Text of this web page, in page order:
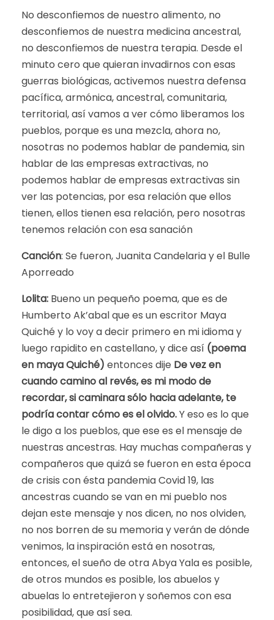
No desconfiemos de nuestro alimento, no
desconfiemos de nuestra medicina ancestral,
no desconfiemos de nuestra terapia. Desde el
minuto cero que quieran invadirnos con esas
guerras biológicas, activemos nuestra defensa
pacífica, armónica, ancestral, comunitaria,
territorial, así vamos a ver cómo liberamos los
pueblos, porque es una mezcla, ahora no,
nosotras no podemos hablar de pandemia, sin
hablar de las empresas extractivas, no
podemos hablar de empresas extractivas sin
ver las potencias, por esa relación que ellos
tienen, ellos tienen esa relación, pero nosotras
tenemos relación con esa sanación
Canción: Se fueron, Juanita Candelaria y el Bulle
Aporreado
Lolita: Bueno un pequeño poema, que es de
Humberto Ak’abal que es un escritor Maya
Quiché y lo voy a decir primero en mi idioma y
luego rapidito en castellano, y dice así (poema
en maya Quiché) entonces dije De vez en
cuando camino al revés, es mi modo de
recordar, si caminara sólo hacia adelante, te
podría contar cómo es el olvido.Y eso es lo que
le digo a los pueblos, que ese es el mensaje de
nuestras ancestras. Hay muchas compañeras y
compañeros que quizá se fueron en esta época
de crisis con ésta pandemia Covid 19, las
ancestras cuando se van en mi pueblo nos
dejan este mensaje y nos dicen, no nos olviden,
no nos borren de su memoria y verán de dónde
venimos, la inspiración está en nosotras,
entonces, el sueño de otra Abya Yala es posible,
de otros mundos es posible, los abuelos y
abuelas lo entretejieron y soñemos con esa
posibilidad, que así sea.